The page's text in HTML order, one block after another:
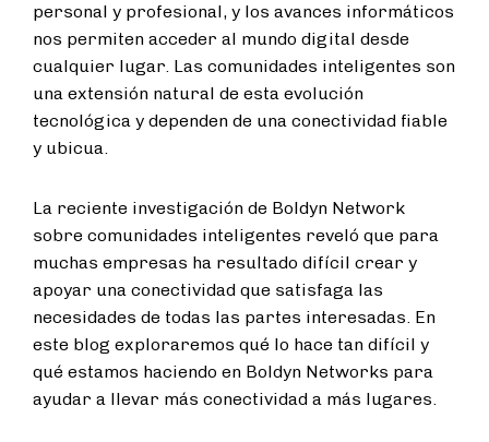
personal y profesional, y los avances informáticos
nos permiten acceder al mundo digital desde
cualquier lugar. Las comunidades inteligentes son
una extensión natural de esta evolución
tecnológica y dependen de una conectividad fiable
y ubicua.
La reciente investigación de Boldyn Network
sobre comunidades inteligentes reveló que para
muchas empresas ha resultado difícil crear y
apoyar una conectividad que satisfaga las
necesidades de todas las partes interesadas. En
este blog exploraremos qué lo hace tan difícil y
qué estamos haciendo en Boldyn Networks para
ayudar a llevar más conectividad a más lugares.